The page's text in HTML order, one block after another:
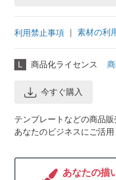
利用禁止事項 ｜ 素材の利
L 商品化ライセンス
今すぐ購入
テンプレートなどの商品販
あなたのビジネスにご活用
あなたの描